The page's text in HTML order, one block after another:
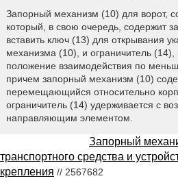
Запорный механизм (10) для ворот,
который, в свою очередь, содержит
вставить ключ (13) для открывания
механизма (10), и ограничитель
положение взаимодействия по
причем запорный механизм (10)
перемещающийся относительно
ограничитель (14) удерживается с
направляющим элементом.
Запорный
транспортного средства и
крепления // 2567682